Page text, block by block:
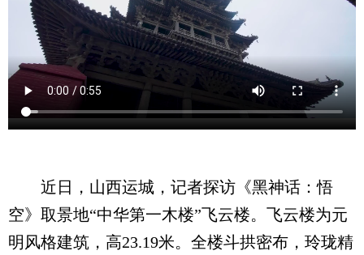
近日，山西运城，记者探访《黑神话：悟
空》取景地“中华第一木楼”飞云楼。飞云楼为元
明风格建筑，高23.19米。全楼斗拱密布，玲珑精